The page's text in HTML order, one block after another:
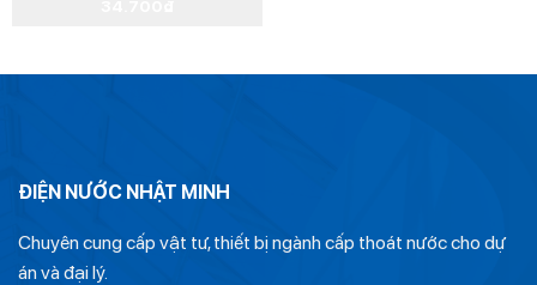
ĐIỆN NƯỚC NHẬT MINH
Chuyên cung cấp vật tư, thiết bị ngành cấp thoát nước cho dự
án và đại lý.